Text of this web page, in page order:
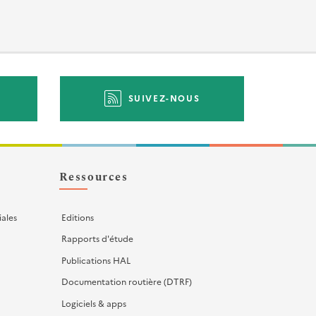
SUIVEZ-NOUS
Ressources
Editions
Rapports d'étude
Publications HAL
Documentation routière (DTRF)
Logiciels & apps